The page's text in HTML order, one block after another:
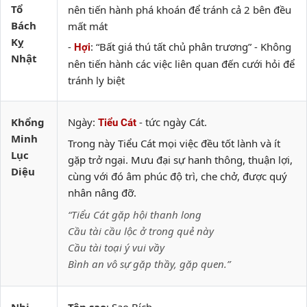
Tổ
Bách
Kỵ
Nhật
nên tiến hành phá khoán để tránh cả 2 bên đều
mất mát
- Hợi: “Bất giá thú tất chủ phân trương” - Không
nên tiến hành các việc liên quan đến cưới hỏi để
tránh ly biệt
Khổng
Minh
Lục
Diệu
Ngày: Tiểu Cát - tức ngày Cát.
Trong này Tiểu Cát mọi việc đều tốt lành và ít
gặp trở ngại. Mưu đại sự hanh thông, thuận lợi,
cùng với đó âm phúc độ trì, che chở, được quý
nhân nâng đỡ.
“Tiểu Cát gặp hội thanh long
Cầu tài cầu lộc ở trong quẻ này
Cầu tài toại ý vui vầy
Bình an vô sự gặp thầy, gặp quen.”